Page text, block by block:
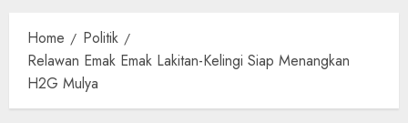
Home
Politik
Relawan Emak Emak Lakitan-Kelingi Siap Menangkan
H2G Mulya